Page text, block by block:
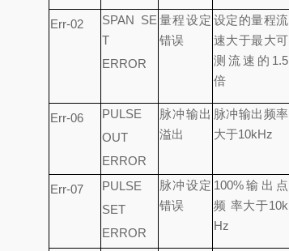
Err-02
SPAN SE
T
ERROR
量程设定
错误
设定的量程流
速大于最大可
测流速的 1.5
倍
Err-06
PULSE
OUT
ERROR
脉冲输出
溢出
脉冲输出频率
大于10kHz
Err-07
PULSE
SET
ERROR
脉冲设定
错误
100%输出点
频 率大于10k
Hz